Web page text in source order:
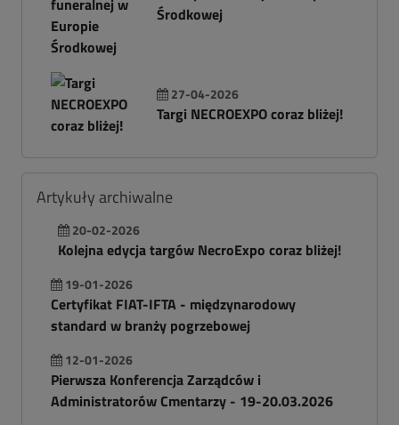
Środkowej
27-04-2026
Targi NECROEXPO coraz bliżej!
Artykuły archiwalne
20-02-2026
Kolejna edycja targów NecroExpo coraz bliżej!
19-01-2026
Certyfikat FIAT-IFTA - międzynarodowy
standard w branży pogrzebowej
12-01-2026
Pierwsza Konferencja Zarządców i
Administratorów Cmentarzy - 19-20.03.2026